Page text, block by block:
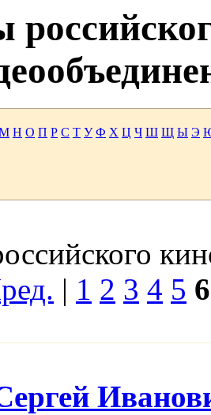
Н О П Р С Т У Ф Х Ц Ч Ш Щ Ы Э
| 1 2 3 4 5 6